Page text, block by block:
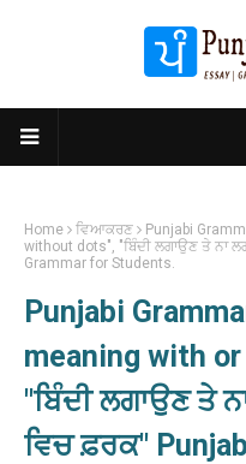
Home ਵਿਆਕਰਣ
Punjabi
without dots", "ਬਿੰਦੀ ਲਗਾਉਣ ਤੇ ਨਾ
Grammar for Students.
Punjabi
meaning with
"ਬਿੰਦੀ ਲਗਾਉਣ ਤੇ
ਵਿਚ ਫ਼ਰਕ"